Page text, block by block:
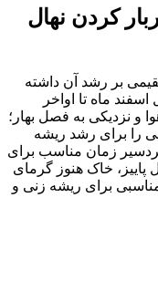
کردن نهال
بر رشد آن داشته
ماه تا اواخر
و نزدیکی به فصل بهار؛
را برای رشد ریشه
زمان مناسب برای
پاییز، خاک هنوز گرمای
برای ریشه زنی و